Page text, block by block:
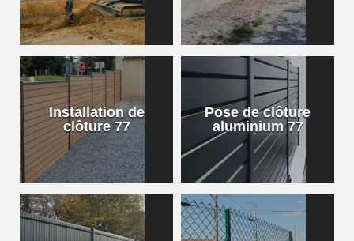
Installation de
clôture 77
Pose de clôture
aluminium 77